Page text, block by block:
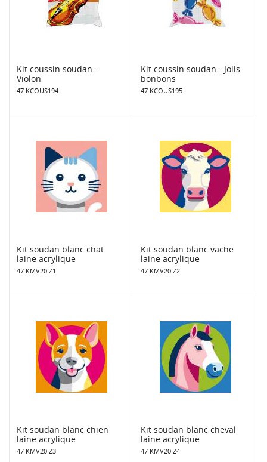
Kit coussin soudan -
Violon
47 KCOUS194
Kit coussin soudan - Jolis
bonbons
47 KCOUS195
Kit soudan blanc chat
laine acrylique
47 KMV20 Z1
Kit soudan blanc vache
laine acrylique
47 KMV20 Z2
Kit soudan blanc chien
laine acrylique
47 KMV20 Z3
Kit soudan blanc cheval
laine acrylique
47 KMV20 Z4